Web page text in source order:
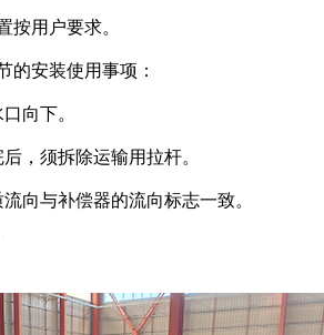
用户要求。
安装使用事项：
向下。
须拆除运输用拉杆。
与补偿器的流向标志一致。